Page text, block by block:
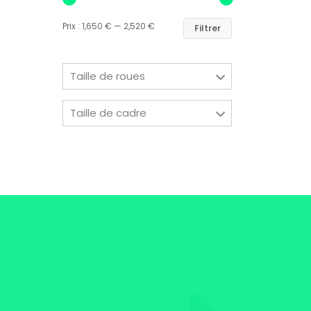
Filtrer
Prix : 1,650 € — 2,520 €
Taille de roues
Taille de cadre